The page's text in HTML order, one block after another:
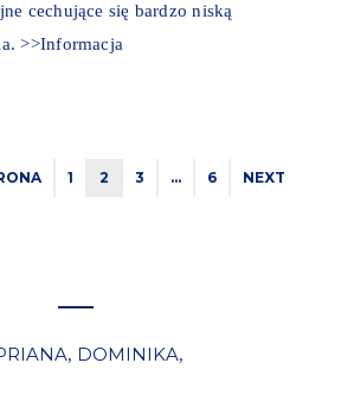
cechujące się bardzo niską
>>Informacja
1 2 3 … 6 NEXT
, DOMINIKA,